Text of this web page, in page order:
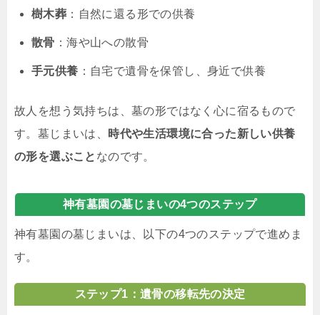
樹木葬 ：自然に還る形での供養
散骨 ：海や山への散骨
手元供養 ：自宅で遺骨を保管し、身近で供養
故人を想う気持ちは、墓の形ではなく心に宿るもので
す。墓じまいは、
時代や生活環境に合った新しい供養
の形を選ぶこと なのです。
神有墓園の墓じまいの4つのステップ
神有墓園の墓じまいは、以下の4つのステップで進めま
す。
ステップ1：遺骨の移転先の決定